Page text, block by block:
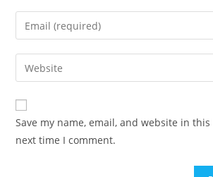
Save my name, email, and website in
next time I comment.